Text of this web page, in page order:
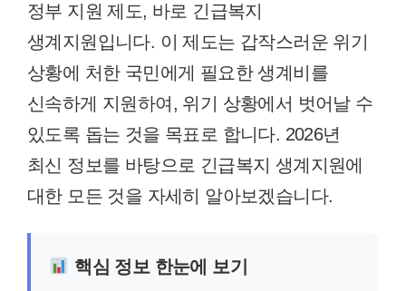
정부 지원 제도, 바로 긴급복지
생계지원입니다. 이 제도는 갑작스러운 위기
상황에 처한 국민에게 필요한 생계비를
신속하게 지원하여, 위기 상황에서 벗어날 수
있도록 돕는 것을 목표로 합니다. 2026년
최신 정보를 바탕으로 긴급복지 생계지원에
대한 모든 것을 자세히 알아보겠습니다.
핵심 정보 한눈에 보기